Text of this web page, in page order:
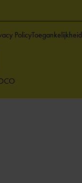
PolicyToegankelijkheid